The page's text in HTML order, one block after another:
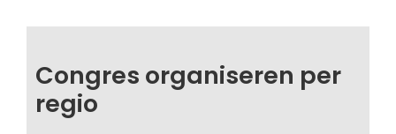
Congres organiseren per
regio